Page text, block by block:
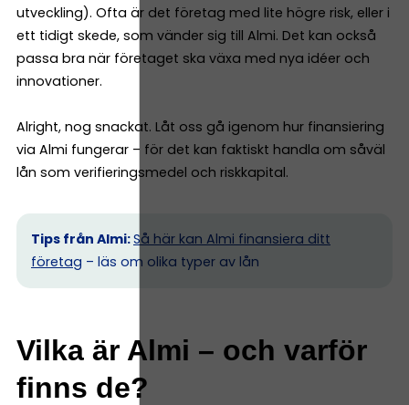
utveckling). Ofta är det företag med lite högre risk, eller i
ett tidigt skede, som vänder sig till Almi. Det kan också
passa bra när företaget ska växa med nya idéer och
innovationer.
Alright, nog snackat. Låt oss gå igenom hur finansiering
via Almi fungerar – för det kan faktiskt handla om såväl
lån som verifieringsmedel och riskkapital.
Tips från Almi:Så här kan Almi finansiera ditt
företag – läs om olika typer av lån
Vilka är Almi – och varför
finns de?